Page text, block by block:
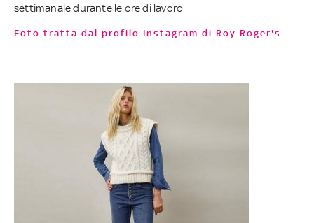
settimanale durante le ore di lavoro
Foto tratta dal profilo Instagram di Roy Roger's